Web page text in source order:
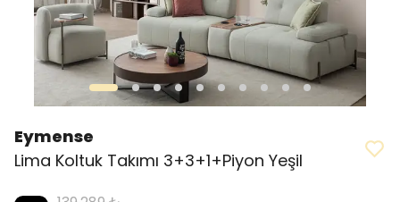
Eymense
Lima Koltuk Takımı 3+3+1+Piyon Yeşil